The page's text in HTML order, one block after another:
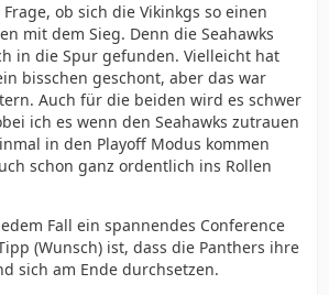
ob sich die Vikinkgs so einen
mit dem Sieg. Denn die Seahawks
in die Spur gefunden. Vielleicht hat
bisschen geschont, aber das war
Auch für die beiden wird es schwer
ich es wenn den Seahawks zutrauen
in den Playoff Modus kommen
schon ganz ordentlich ins Rollen
Fall ein spannendes Conference
(Wunsch) ist, dass die Panthers ihre
sich am Ende durchsetzen.